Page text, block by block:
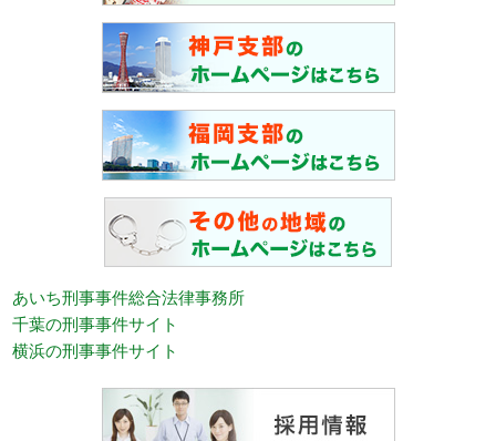
あいち刑事事件総合法律事務所
千葉の刑事事件サイト
横浜の刑事事件サイト